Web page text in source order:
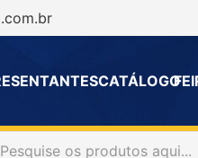
CATÁLOGO